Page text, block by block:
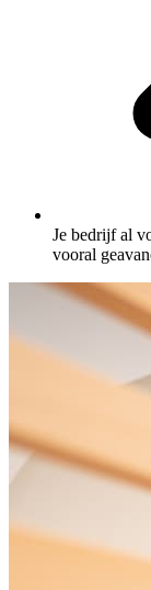
Je bedrijf al
vooral